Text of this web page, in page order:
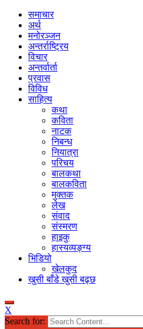
Deepshree Online
News Portal from Nepal
समाचार
अर्थ
मनोरञ्जन
अन्तर्राष्ट्रिय
विचार
अन्तर्वार्ता
प्रवास
विविध
साहित्य
कथा
कविता
नाटक
निबन्ध
नियात्रा
परिचय
बालकथा
बालकविता
मुक्तक
लेख
संवाद
संस्मरण
हाइकु
हास्यव्यङ्ग्य
भिडियो
खेलकुद
खुसी बाँडे खुसी बढ्छ
X
Search for: